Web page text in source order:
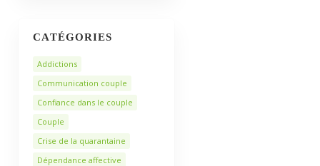
CATÉGORIES
Addictions
Communication couple
Confiance dans le couple
Couple
Crise de la quarantaine
Dépendance affective